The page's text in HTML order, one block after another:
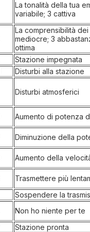
La tonalità della tua
variabile; 3 cattiva
La comprensibilità
mediocre; 3
ottima
Stazione impegnata
Disturbi alla stazione
Disturbi atmosferici
Aumento di potenza
Diminuzione della
Aumento della
Trasmettere più
Sospendere la
Non ho niente per te
Stazione pronta